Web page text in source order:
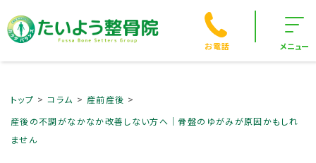
お電話 メニュー
トップ コラム
産前産後
産後の不調がなかなか改善しない方へ｜骨盤のゆがみが原因かもしれ
ません